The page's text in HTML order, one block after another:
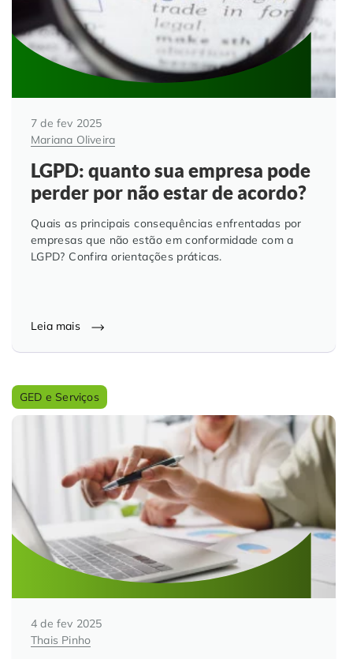
7 de fev 2025
Mariana Oliveira
LGPD: quanto sua empresa pode
perder por não estar de acordo?
Quais as principais consequências enfrentadas por
empresas que não estão em conformidade com a
LGPD? Confira orientações práticas.
Leia mais
GED e Serviços
4 de fev 2025
Thais Pinho